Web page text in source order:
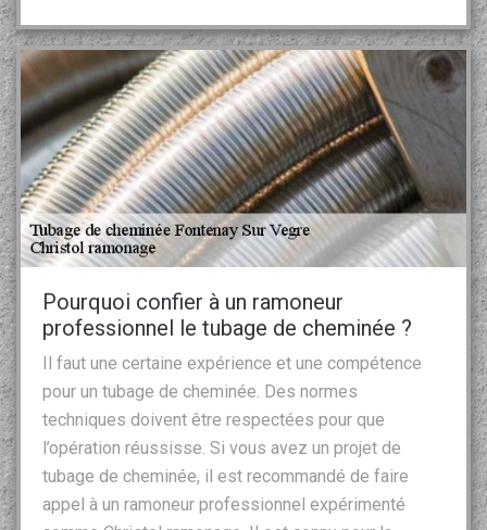
Pourquoi confier à un ramoneur
professionnel le tubage de cheminée ?
Il faut une certaine expérience et une compétence
pour un tubage de cheminée. Des normes
techniques doivent être respectées pour que
l’opération réussisse. Si vous avez un projet de
tubage de cheminée, il est recommandé de faire
appel à un ramoneur professionnel expérimenté